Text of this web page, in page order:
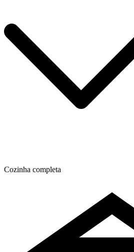
Cozinha completa